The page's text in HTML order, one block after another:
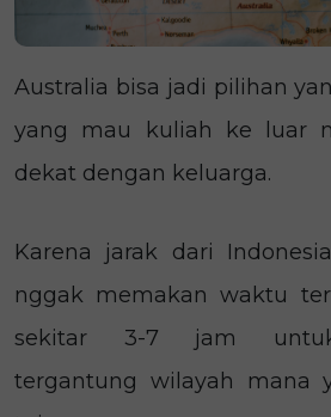
Australia bisa jadi pilihan
yang mau kuliah ke luar
dekat dengan keluarga.
Karena jarak dari
nggak memakan waktu
sekitar 3-7 jam untuk
tergantung wilayah mana